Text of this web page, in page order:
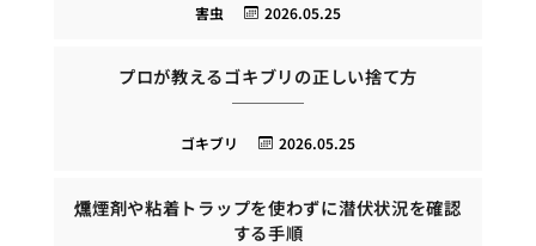
2026.05.25
害虫
プロが教えるゴキブリの正しい捨て方
2026.05.25
ゴキブリ
燻煙剤や粘着トラップを使わずに潜伏状況を確認
する手順